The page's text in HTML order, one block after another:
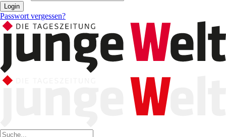
Login
Passwort vergessen?